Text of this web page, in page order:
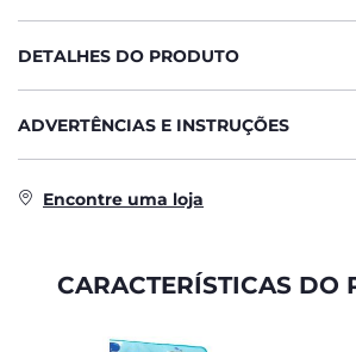
DETALHES DO PRODUTO
ADVERTÊNCIAS E INSTRUÇÕES
Encontre uma loja
CARACTERÍSTICAS DO